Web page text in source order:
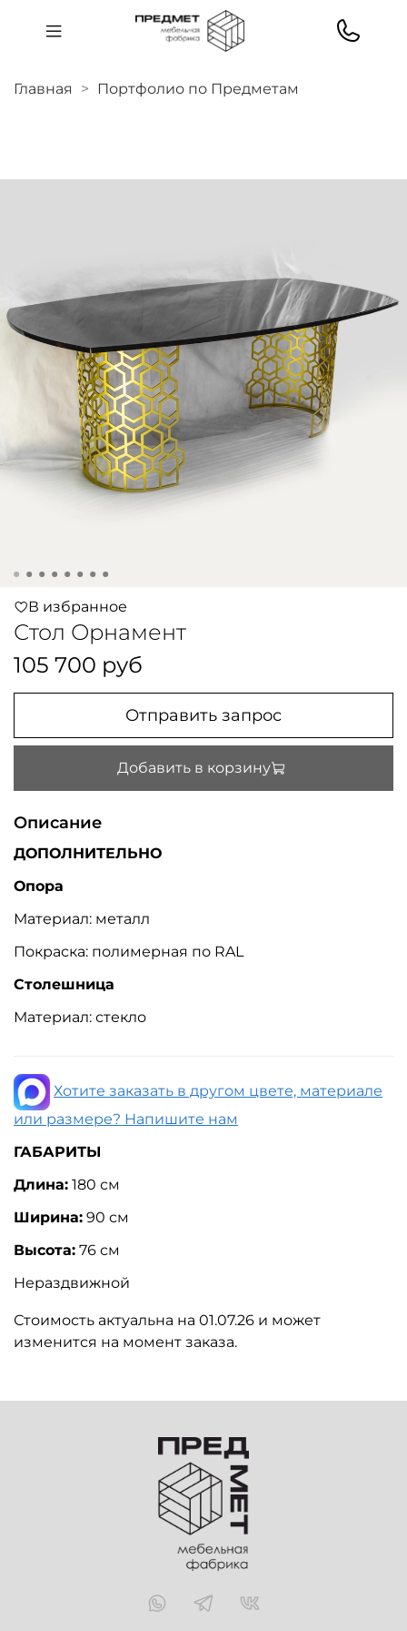
Главная Портфолио по Предметам
В избранное
Стол Орнамент
105 700 руб
Отправить запрос
Добавить в корзину
Описание
ДОПОЛНИТЕЛЬНО
Опора
Материал: металл
Покраска: полимерная по RAL
Столешница
Материал: стекло
Хотите заказать в другом цвете, материале
или размере? Напишите нам
ГАБАРИТЫ
Длина: 180 см
Ширина: 90 см
Высота: 76 см
Нераздвижной
Стоимость актуальна на 01.07.26 и может
изменится на момент заказа.